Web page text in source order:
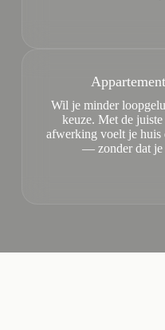
Wil je minder
keuze. Met de
afwerking voelt je huis
— zonder dat je